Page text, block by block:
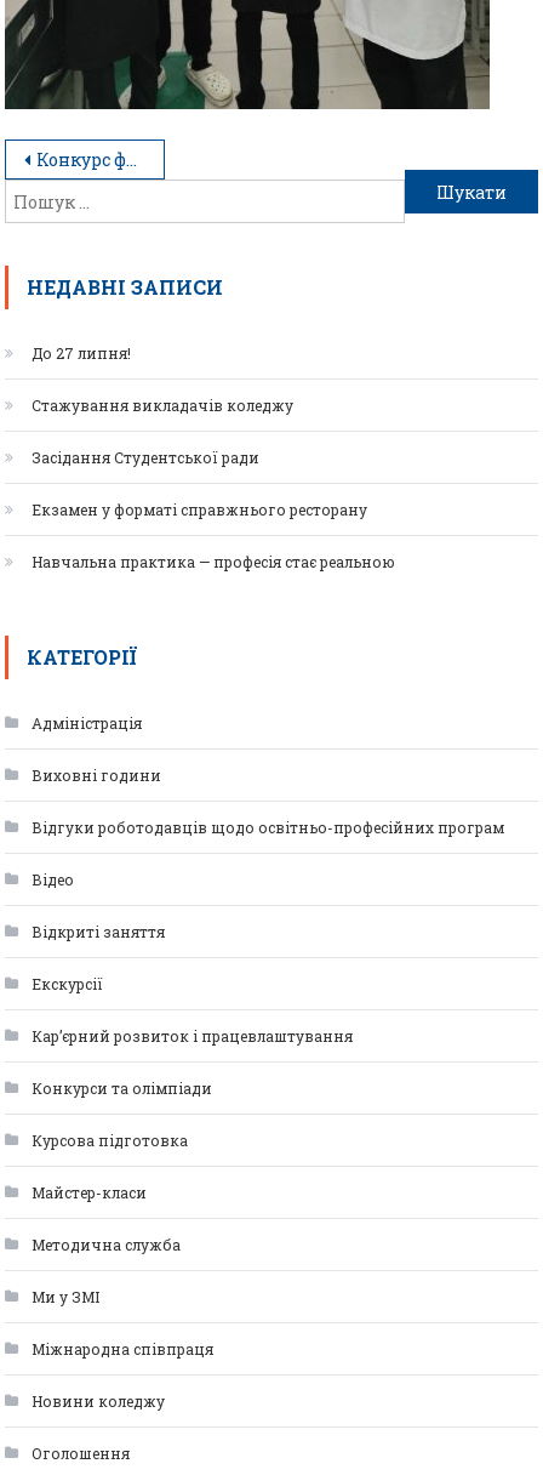
Конкурс фахової майстерності “Чорний ящик”
НЕДАВНІ ЗАПИСИ
До 27 липня!
Стажування викладачів коледжу
Засідання Студентської ради
Екзамен у форматі справжнього ресторану
Навчальна практика — професія стає реальною
КАТЕГОРІЇ
Адміністрація
Виховні години
Відгуки роботодавців щодо освітньо-професійних програм
Відео
Відкриті заняття
Екскурсії
Кар’єрний розвиток і працевлаштування
Конкурси та олімпіади
Курсова підготовка
Майстер-класи
Методична служба
Ми у ЗМІ
Міжнародна співпраця
Новини коледжу
Оголошення